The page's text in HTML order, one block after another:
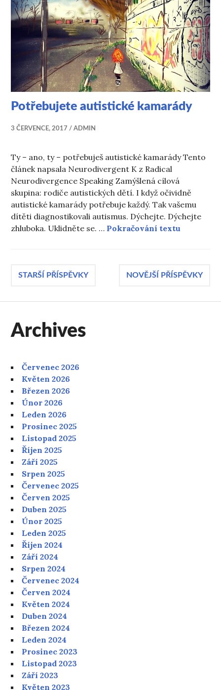
Potřebujete autistické kamarády
3 ČERVENCE, 2017 ADMIN
Ty – ano, ty – potřebuješ autistické kamarády Tento
článek napsala Neurodivergent K z Radical
Neurodivergence Speaking Zamýšlená cílová
skupina: rodiče autistických dětí. I když očividně
autistické kamarády potřebuje každý. Tak vašemu
dítěti diagnostikovali autismus. Dýchejte. Dýchejte
zhluboka. Uklidněte se. … Pokračování textu
Navigace
pro
příspěvky
STARŠÍ PŘÍSPĚVKY NOVĚJŠÍ PŘÍSPĚVKY
Archives
Červenec 2026
Květen 2026
Březen 2026
Únor 2026
Leden 2026
Prosinec 2025
Listopad 2025
Říjen 2025
Září 2025
Srpen 2025
Červenec 2025
Červen 2025
Duben 2025
Únor 2025
Leden 2025
Říjen 2024
Září 2024
Srpen 2024
Červenec 2024
Červen 2024
Květen 2024
Duben 2024
Březen 2024
Leden 2024
Prosinec 2023
Listopad 2023
Září 2023
Květen 2023